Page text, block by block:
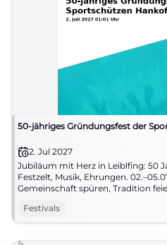
50-jähriges Gründungsfest der
2. Jul 2027
Jubiläum mit Herz in Leiblfing: 50
Festzelt, Musik, Ehrungen.
Gemeinschaft spüren, Tradition
Festivals